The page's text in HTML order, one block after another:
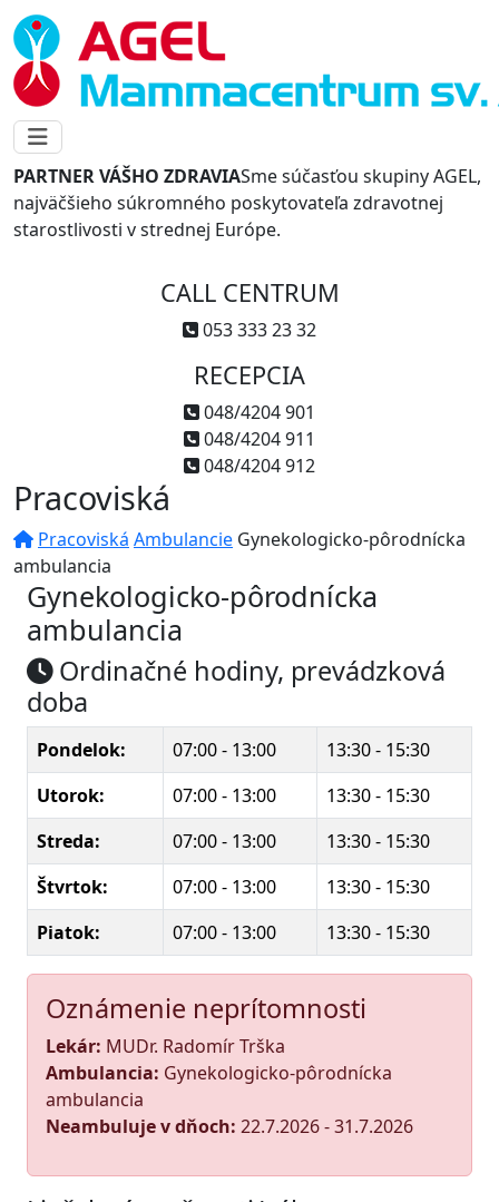
PARTNER VÁŠHO ZDRAVIASme súčasťou skupiny AGEL,
najväčšieho súkromného poskytovateľa zdravotnej
starostlivosti v strednej Európe.
CALL CENTRUM
053 333 23 32
RECEPCIA
048/4204 901
048/4204 911
048/4204 912
Pracoviská
Pracoviská Ambulancie Gynekologicko-pôrodnícka
ambulancia
Gynekologicko-pôrodnícka
ambulancia
Ordinačné hodiny, prevádzková
doba
Pondelok: 07:00 - 13:00
13:30 - 15:30
Utorok:
07:00 - 13:00
13:30 - 15:30
Streda:
07:00 - 13:00
13:30 - 15:30
Štvrtok:
07:00 - 13:00
13:30 - 15:30
Piatok:
07:00 - 13:00 13:30 - 15:30
Oznámenie neprítomnosti
Lekár: MUDr. Radomír Trška
Ambulancia: Gynekologicko-pôrodnícka
ambulancia
Neambuluje v dňoch: 22.7.2026 - 31.7.2026